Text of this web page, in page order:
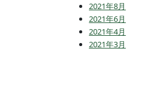
2021年8月
2021年6月
2021年4月
2021年3月